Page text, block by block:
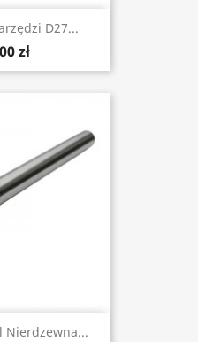
D27...
zł
Nierdzewna...